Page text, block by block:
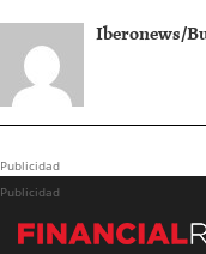
Iberonews/
Publicidad
Publicidad